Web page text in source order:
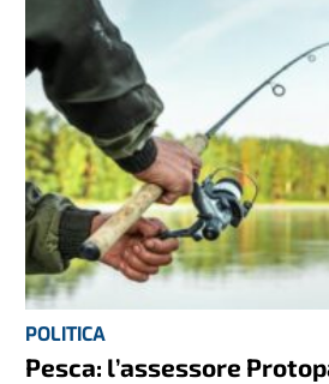
POLITICA
Pesca: l’assessore